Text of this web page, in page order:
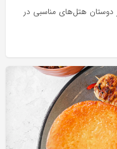
دوستان هتل‌های مناسبی در